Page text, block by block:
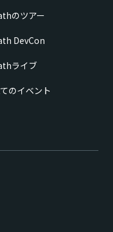
のツアー
DevCon
ライブ
のイベント